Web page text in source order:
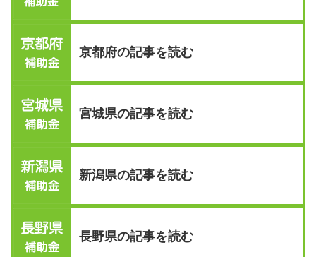
京都府の記事を読む
宮城県の記事を読む
新潟県の記事を読む
長野県の記事を読む